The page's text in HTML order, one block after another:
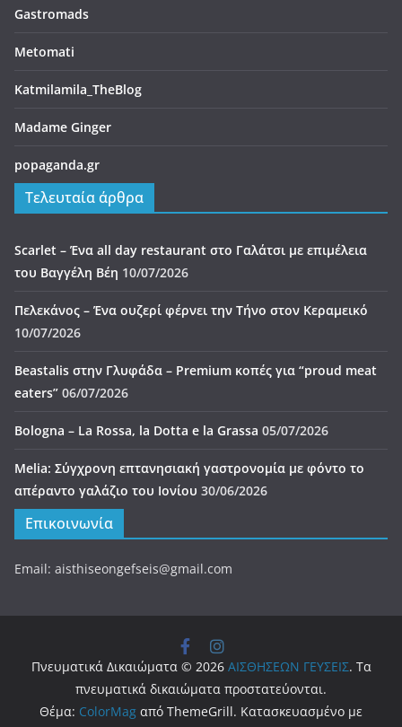
Gastromads
Metomati
Katmilamila_TheBlog
Madame Ginger
popaganda.gr
Τελευταία άρθρα
Scarlet – Ένα all day restaurant στο Γαλάτσι με επιμέλεια
του Βαγγέλη Βέη 10/07/2026
Πελεκάνος – Ένα ουζερί φέρνει την Τήνο στον Κεραμεικό
10/07/2026
Beastalis στην Γλυφάδα – Premium κοπές για “proud meat
eaters” 06/07/2026
Bologna – La Rossa, la Dotta e la Grassa 05/07/2026
Melia: Σύγχρονη επτανησιακή γαστρονομία με φόντο το
απέραντο γαλάζιο του Ιονίου 30/06/2026
Επικοινωνία
Email: aisthiseongefseis@gmail.com
Πνευματικά Δικαιώματα © 2026 ΑΙΣΘΗΣΕΩΝ ΓΕΥΣΕΙΣ. Τα
πνευματικά δικαιώματα προστατεύονται.
Θέμα: ColorMag από ThemeGrill. Κατασκευασμένο με